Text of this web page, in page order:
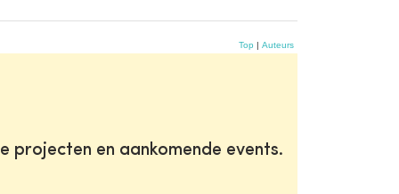
Top | Auteurs
projecten en aankomende events.